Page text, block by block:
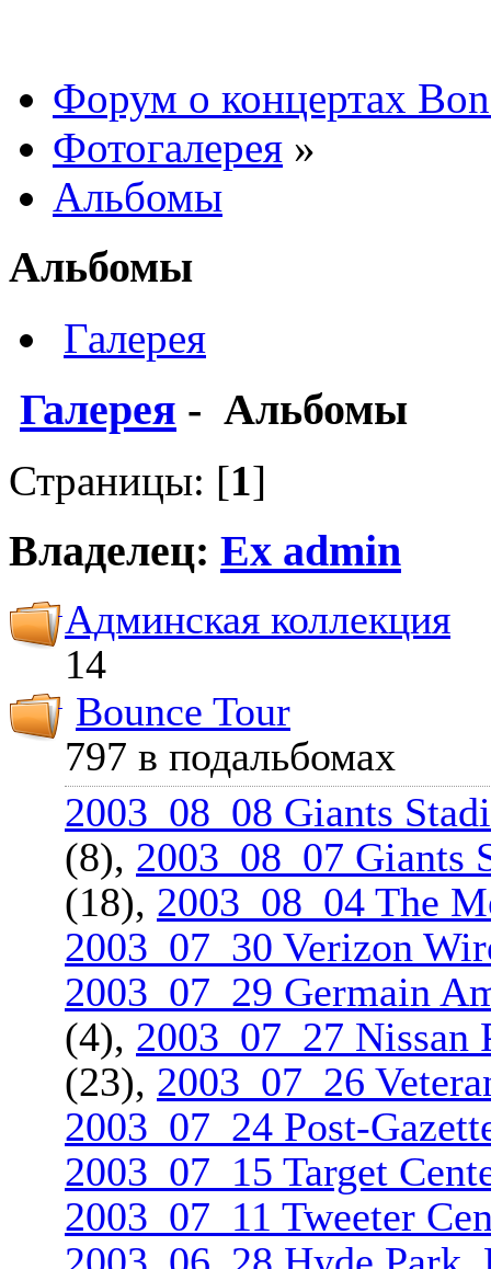
Форум о концертах
Фотогалерея »
Альбомы
Альбомы
Галерея
Галерея - Альбомы
Страницы: [1]
Владелец: Ex admin
Админская коллекция
14
Bounce Tour
797 в подальбомах
2003_08_08 Giants
(8), 2003_08_07 Giants
(18), 2003_08_04 The
2003_07_30 Verizon
2003_07_29 Germain
(4), 2003_07_27
(23), 2003_07_26
2003_07_24 Post-
2003_07_15 Target
2003_07_11 Tweeter